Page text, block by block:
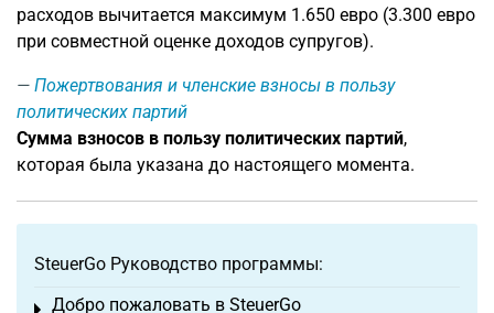
расходов вычитается максимум 1.650 евро (3.300 евро
при совместной оценке доходов супругов).
Пожертвования и членские взносы в пользу
политических партий
Сумма взносов в пользу политических партий,
которая была указана до настоящего момента.
SteuerGo Руководство программы:
Добро пожаловать в SteuerGo